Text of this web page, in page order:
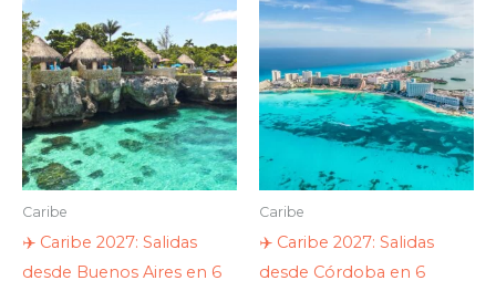
Caribe
✈️ Caribe 2027: Salidas
desde Buenos Aires en 6
Caribe
✈️ Caribe 2027: Salidas
desde Córdoba en 6